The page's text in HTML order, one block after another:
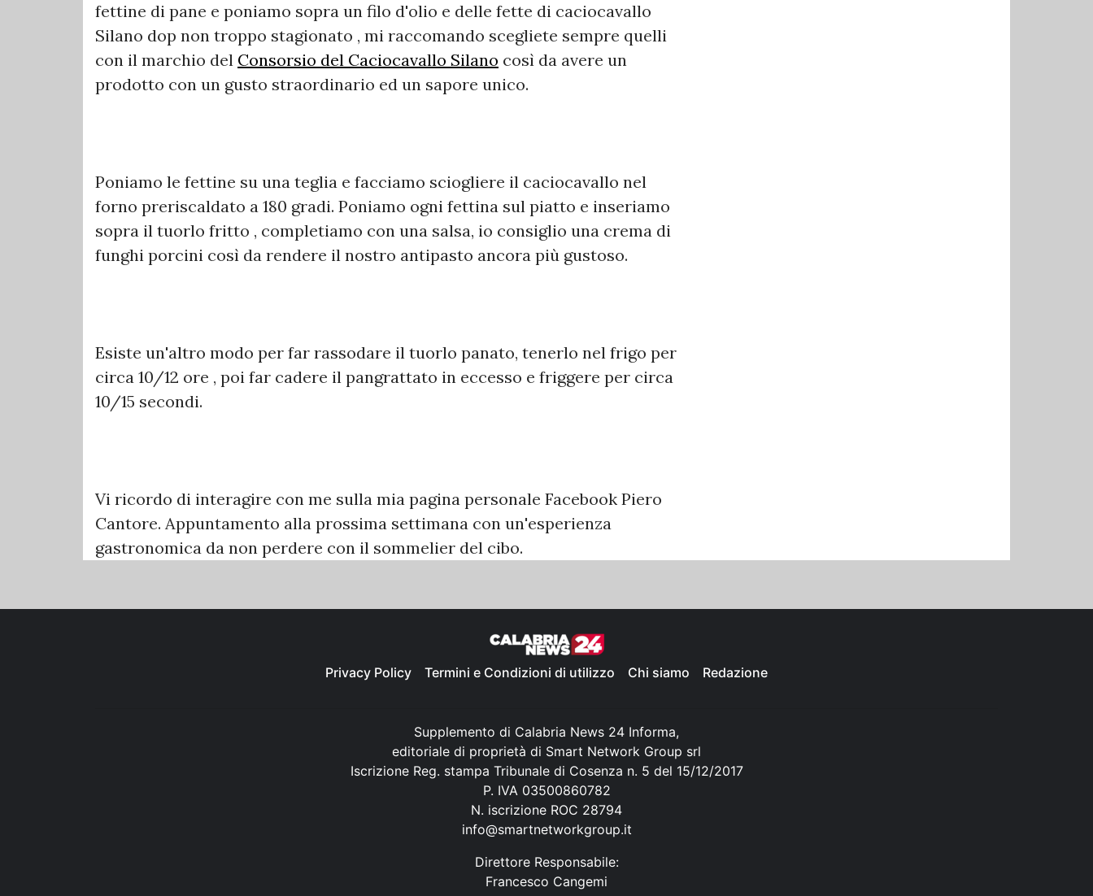
fettine di pane e poniamo sopra un filo d'olio e delle fette di caciocavallo
Silano dop non troppo stagionato , mi raccomando scegliete sempre quelli
con il marchio del Consorsio del Caciocavallo Silano così da avere un
prodotto con un gusto straordinario ed un sapore unico.
Poniamo le fettine su una teglia e facciamo sciogliere il caciocavallo nel
forno preriscaldato a 180 gradi. Poniamo ogni fettina sul piatto e inseriamo
sopra il tuorlo fritto , completiamo con una salsa, io consiglio una crema di
funghi porcini così da rendere il nostro antipasto ancora più gustoso.
Esiste un'altro modo per far rassodare il tuorlo panato, tenerlo nel frigo per
circa 10/12 ore , poi far cadere il pangrattato in eccesso e friggere per circa
10/15 secondi.
Vi ricordo di interagire con me sulla mia pagina personale Facebook Piero
Cantore. Appuntamento alla prossima settimana con un'esperienza
gastronomica da non perdere con il sommelier del cibo.
Privacy Policy Termini e Condizioni di utilizzo Chi siamo Redazione
Supplemento di Calabria News 24 Informa,
editoriale di proprietà di Smart Network Group srl
Iscrizione Reg. stampa Tribunale di Cosenza n. 5 del 15/12/2017
P. IVA 03500860782
N. iscrizione ROC 28794
info@smartnetworkgroup.it
Direttore Responsabile:
Francesco Cangemi